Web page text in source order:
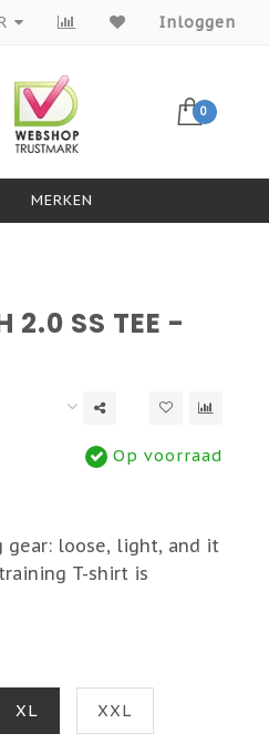
Inloggen
0
MERKEN
2.0 SS TEE -
Op voorraad
gear: loose, light, and it
T-shirt is
XL XXL